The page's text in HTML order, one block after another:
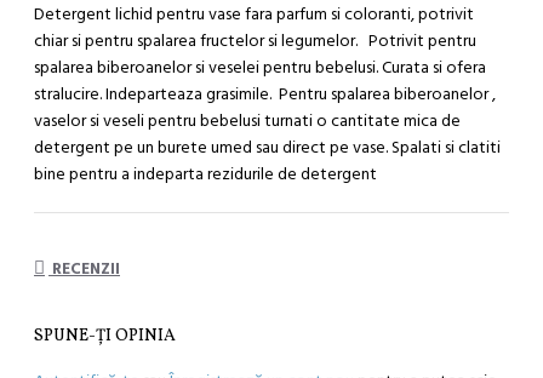
Detergent lichid pentru vase fara parfum si coloranti, potrivit
chiar si pentru spalarea fructelor si legumelor. Potrivit pentru
spalarea biberoanelor si veselei pentru bebelusi. Curata si ofera
stralucire. Indeparteaza grasimile. Pentru spalarea biberoanelor ,
vaselor si veseli pentru bebelusi turnati o cantitate mica de
detergent pe un burete umed sau direct pe vase. Spalati si clatiti
bine pentru a indeparta rezidurile de detergent
RECENZII
SPUNE-ŢI OPINIA